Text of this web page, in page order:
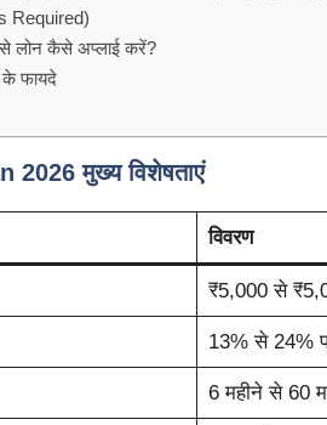
Required)
लोन कैसे अप्लाई करें?
फायदे
मुख्य विशेषताएं
विवरण
₹5,000 से
13% से 24%
6 महीने से 60